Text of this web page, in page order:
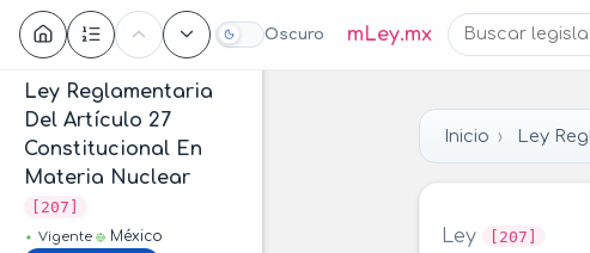
Oscuro mLey.mx
Contenido
Ley Reglamentaria
Del Artículo 27
Constitucional En
Materia Nuclear
[207]
Vigente
México
Inicio Ley
Ley [207]